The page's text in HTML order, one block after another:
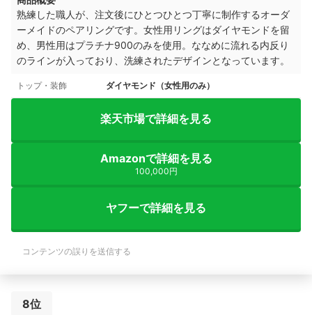
熟練した職人が、注文後にひとつひとつ丁寧に制作するオーダ
ーメイドのペアリングです。 女性用リングはダイヤモンドを留
め、男性用はプラチナ900のみを使用。 ななめに流れる内反り
のラインが入っており、洗練されたデザインとなっています。
トップ・装飾 ダイヤモンド（女性用のみ）
楽天市場で詳細を見る
Amazonで詳細を見る
100,000円
ヤフーで詳細を見る
コンテンツの誤りを送信する
8位